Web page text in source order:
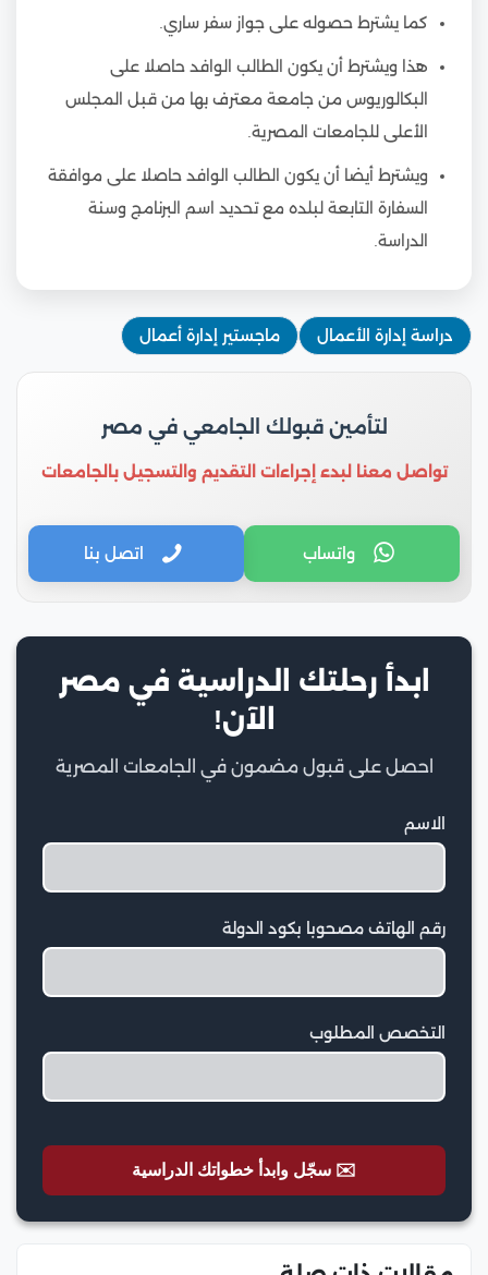
كما يشترط حصوله على جواز سفر ساري.
هذا ويشترط أن يكون الطالب الوافد حاصلا على
البكالوريوس من جامعة معترف بها من قبل المجلس
الأعلى للجامعات المصرية.
ويشترط أيضا أن يكون الطالب الوافد حاصلا على موافقة
السفارة التابعة لبلده مع تحديد اسم البرنامج وسنة
الدراسة.
دراسة إدارة الأعمال ماجستير إدارة أعمال
لتأمين قبولك الجامعي في مصر
تواصل معنا لبدء إجراءات التقديم والتسجيل بالجامعات
واتساب اتصل بنا
ابدأ رحلتك الدراسية في مصر
الآن!
احصل على قبول مضمون في الجامعات المصرية
الاسم
رقم الهاتف مصحوبا بكود الدولة
التخصص المطلوب
✉️ سجّل وابدأ خطواتك الدراسية